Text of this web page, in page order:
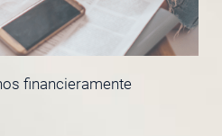
financieramente